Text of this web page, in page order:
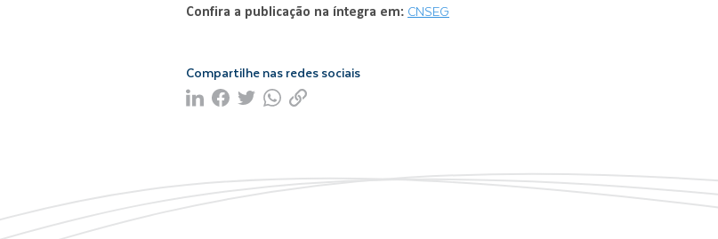
Confira a publicação na íntegra em: CNSEG
Compartilhe nas redes sociais